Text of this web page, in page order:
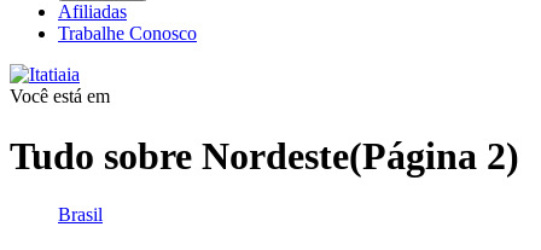
Afiliadas
Trabalhe Conosco
Você está em
Tudo sobre Nordeste(Página 2)
Brasil